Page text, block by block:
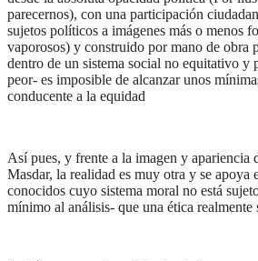
parecernos), con una participación
sujetos políticos a imágenes más o menos
vaporosos) y construido por mano de obra
dentro de un sistema social no equitativo y
peor- es imposible de alcanzar unos
conducente a la equidad
Así pues, y frente a la imagen y apariencia
Masdar, la realidad es muy otra y se apoya
conocidos cuyo sistema moral no está
mínimo al análisis- que una ética realmente